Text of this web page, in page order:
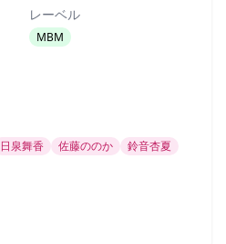
レーベル
MBM
日泉舞香 佐藤ののか
鈴音杏夏